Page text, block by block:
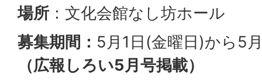
場所 ：文化会館なし坊ホール
募集期間： 5月1日(金曜日)から5
（広報しろい5月号掲載）